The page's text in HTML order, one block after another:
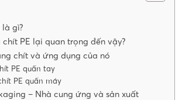
là gì?
chít PE lại quan trọng đến vậy?
chít và ứng dụng của nó
PE quấn tay
PE quấn máy
– Nhà cung ứng và sản xuất